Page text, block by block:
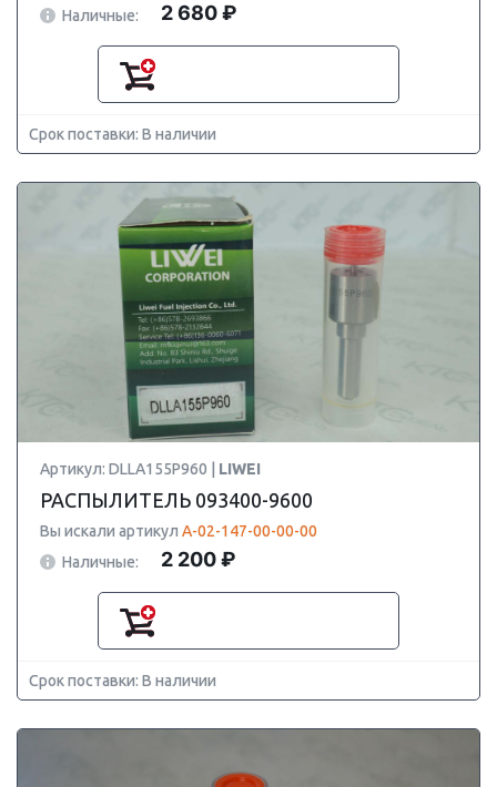
Наличные: 2 680 ₽
Срок поставки: В наличии
Артикул: DLLA155P960 | LIWEI
РАСПЫЛИТЕЛЬ 093400-9600
Вы искали артикул А-02-147-00-00-00
Наличные:
2 200 ₽
Срок поставки: В наличии